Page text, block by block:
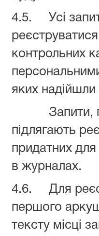
4.5. Усі
контрольних
яких
Запити,
підлягають
придатних
в журналах.
4.6. Для
першого
тексту місці